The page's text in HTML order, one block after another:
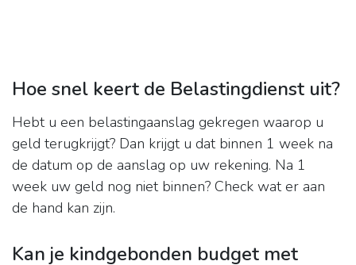
Hoe snel keert de Belastingdienst uit?
Hebt u een belastingaanslag gekregen waarop u
geld terugkrijgt? Dan krijgt u dat binnen 1 week na
de datum op de aanslag op uw rekening. Na 1
week uw geld nog niet binnen? Check wat er aan
de hand kan zijn.
Kan je kindgebonden budget met